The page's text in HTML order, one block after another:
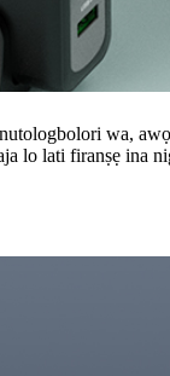
wa,
lo lati firanṣẹ ina